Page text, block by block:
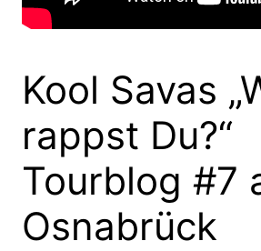
Kool Savas
rappst Du?“
Tourblog #7
Osnabrück